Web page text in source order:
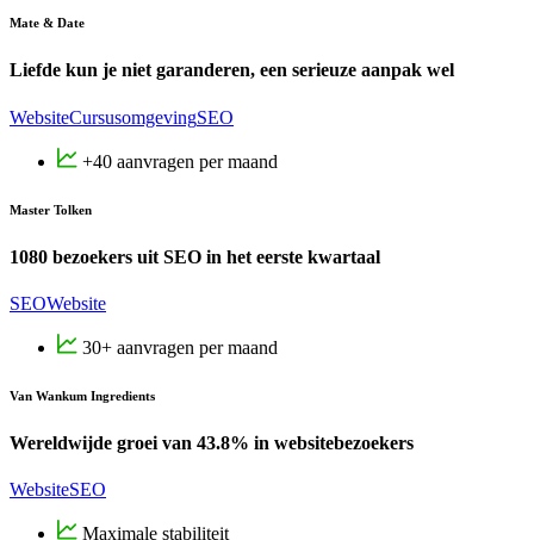
Mate & Date
Liefde kun je niet garanderen, een serieuze aanpak wel
WebsiteCursusomgevingSEO
+40 aanvragen per maand
Master Tolken
1080 bezoekers uit SEO in het eerste kwartaal
SEOWebsite
30+ aanvragen per maand
Van Wankum Ingredients
Wereldwijde groei van 43.8% in websitebezoekers
WebsiteSEO
Maximale stabiliteit